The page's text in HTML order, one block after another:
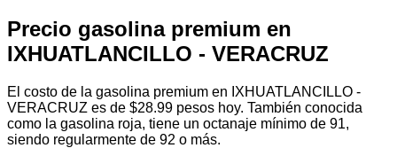
Precio gasolina premium en
IXHUATLANCILLO - VERACRUZ
El costo de la gasolina premium en IXHUATLANCILLO -
VERACRUZ es de $28.99 pesos hoy. También conocida
como la gasolina roja, tiene un octanaje mínimo de 91,
siendo regularmente de 92 o más.